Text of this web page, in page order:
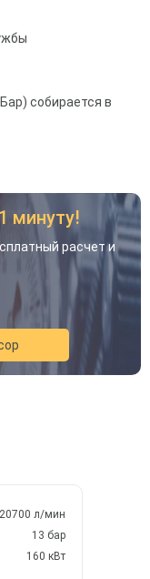
собирается в
минуту!
расчет и
20700 л/мин
13 бар
160 кВт